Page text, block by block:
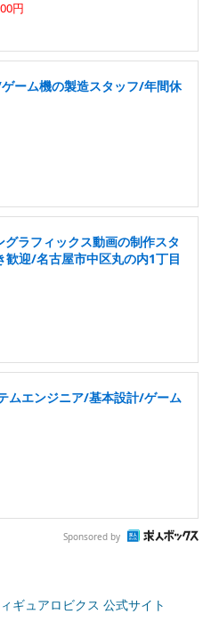
円
ーム機の製造スタッフ/年間休
グラフィックス動画の制作スタ
迎/名古屋市中区丸の内1丁目
ムエンジニア/基本設計/ゲーム
Sponsored by
ギュアロビクス 公式サイト